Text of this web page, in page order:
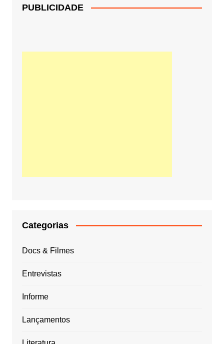
PUBLICIDADE
Categorias
Docs & Filmes
Entrevistas
Informe
Lançamentos